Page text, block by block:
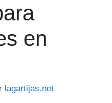
en
lagartijas.net